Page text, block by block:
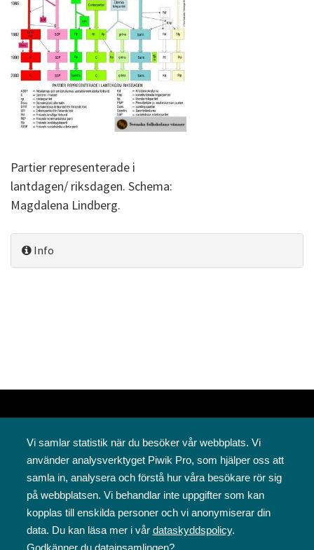
Partier representerade i
lantdagen/ riksdagen. Schema:
Magdalena Lindberg.
Info
Svenska folkskolans vänner rf
Annegatan 12
00120 Helsingfors
Vi samlar statistik när du besöker vår webbplats. Vi
använder analysverktyget Piwik Pro, som hjälper oss att
samla in, analysera och förstå hur våra besökare rör sig
på webbplatsen. Vi behandlar inte uppgifter som kan
kopplas till enskilda personer och vi anonymiserar din
data. Du kan läsa mer i vår dataskyddspolicy.
Godkänner du datainsamlingen?